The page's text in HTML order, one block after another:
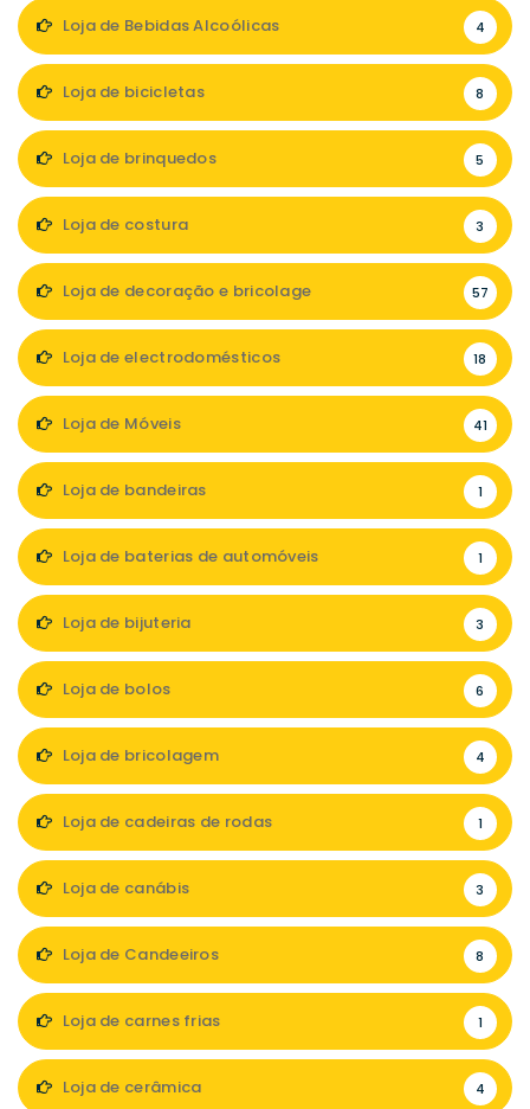
Loja de Bebidas Alcoólicas 4
Loja de bicicletas 8
Loja de brinquedos 5
Loja de costura 3
Loja de decoração e bricolage 57
Loja de electrodomésticos 18
Loja de Móveis 41
Loja de bandeiras 1
Loja de baterias de automóveis 1
Loja de bijuteria 3
Loja de bolos 6
Loja de bricolagem 4
Loja de cadeiras de rodas 1
Loja de canábis 3
Loja de Candeeiros 8
Loja de carnes frias 1
Loja de cerâmica 4